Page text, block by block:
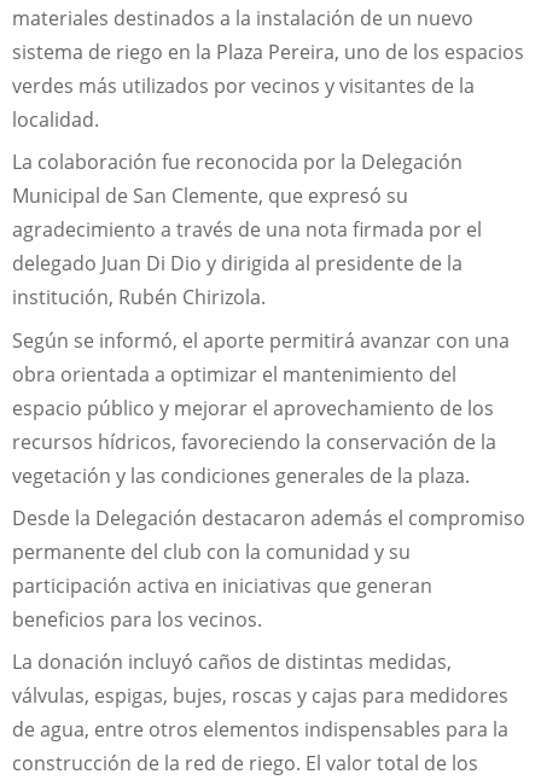
materiales destinados a la instalación de un nuevo
sistema de riego en la Plaza Pereira, uno de los espacios
verdes más utilizados por vecinos y visitantes de la
localidad.
La colaboración fue reconocida por la Delegación
Municipal de San Clemente, que expresó su
agradecimiento a través de una nota firmada por el
delegado Juan Di Dio y dirigida al presidente de la
institución, Rubén Chirizola.
Según se informó, el aporte permitirá avanzar con una
obra orientada a optimizar el mantenimiento del
espacio público y mejorar el aprovechamiento de los
recursos hídricos, favoreciendo la conservación de la
vegetación y las condiciones generales de la plaza.
Desde la Delegación destacaron además el compromiso
permanente del club con la comunidad y su
participación activa en iniciativas que generan
beneficios para los vecinos.
La donación incluyó caños de distintas medidas,
válvulas, espigas, bujes, roscas y cajas para medidores
de agua, entre otros elementos indispensables para la
construcción de la red de riego. El valor total de los